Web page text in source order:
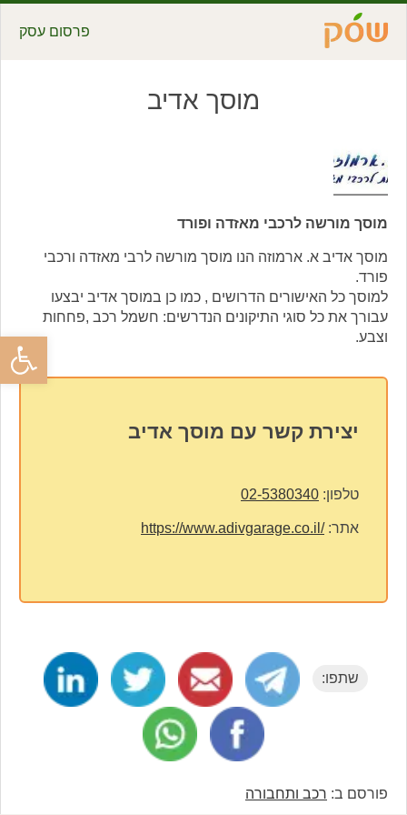
פתח
פרסום עסק
מוסך אדיב
מוסך מורשה לרכבי מאזדה ופורד
מוסך אדיב א. ארמוזה הנו מוסך מורשה לרבי מאזדה ורכבי
פורד.
למוסך כל האישורים הדרושים , כמו כן במוסך אדיב יבצעו
עבורך את כל סוגי התיקונים הנדרשים: חשמל רכב ,פחחות
וצבע.
יצירת קשר עם מוסך אדיב
טלפון: 02-5380340
אתר:https://www.adivgarage.co.il/
שתפו:
פורסם ב: רכב ותחבורה